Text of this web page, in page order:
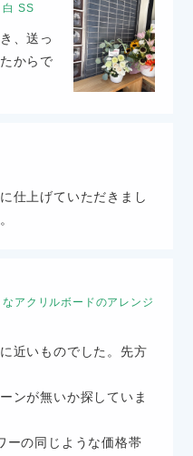
白 SS
、送っ
からで
仕上げていただきまし
アクリルボードのアレンジ
近いものでした。先方
ンが無いか探していま
ーの同じような価格帯